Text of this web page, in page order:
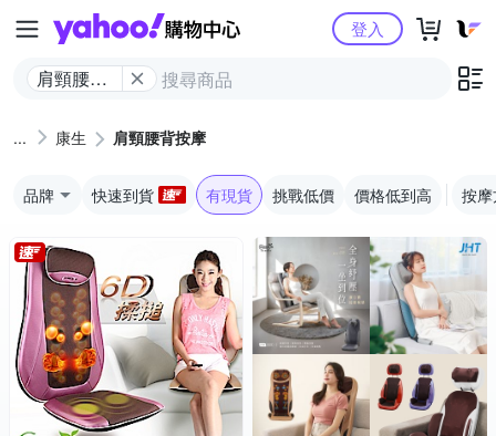
Yahoo購物中心
肩頸腰背
登入
康生 肩頸腰背按摩
品牌 快速到貨 有現貨 挑戰低價 價格低到高 按